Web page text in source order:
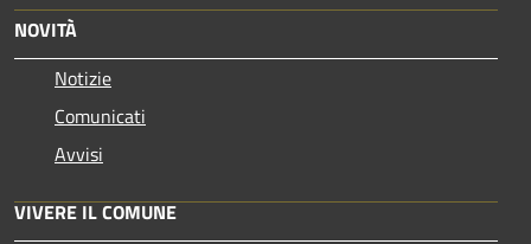
NOVITÀ
Notizie
Comunicati
Avvisi
VIVERE IL COMUNE